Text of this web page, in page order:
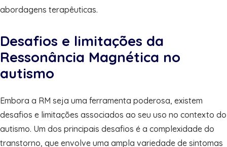
abordagens terapêuticas.
Desafios e limitações da
Ressonância Magnética no
autismo
Embora a RM seja uma ferramenta poderosa, existem
desafios e limitações associados ao seu uso no contexto do
autismo. Um dos principais desafios é a complexidade do
transtorno, que envolve uma ampla variedade de sintomas